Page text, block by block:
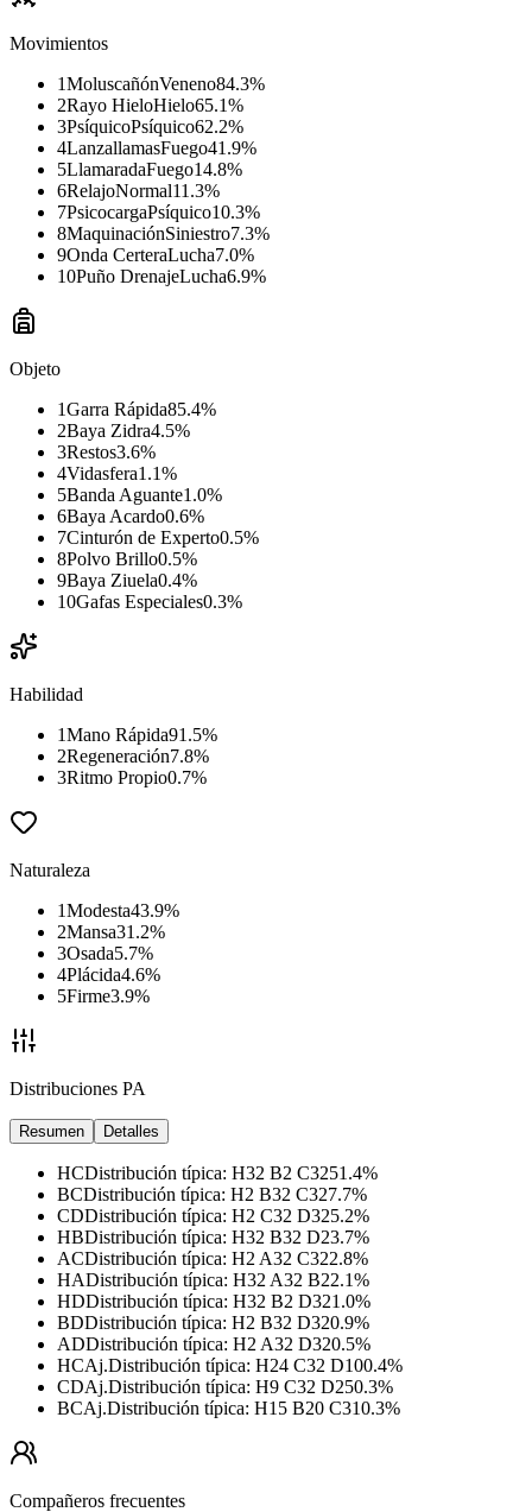
Movimientos
1MoluscañónVeneno84.3%
2Rayo HieloHielo65.1%
3PsíquicoPsíquico62.2%
4LanzallamasFuego41.9%
5LlamaradaFuego14.8%
6RelajoNormal11.3%
7PsicocargaPsíquico10.3%
8MaquinaciónSiniestro7.3%
9Onda CerteraLucha7.0%
10Puño DrenajeLucha6.9%
Objeto
1Garra Rápida85.4%
2Baya Zidra4.5%
3Restos3.6%
4Vidasfera1.1%
5Banda Aguante1.0%
6Baya Acardo0.6%
7Cinturón de Experto0.5%
8Polvo Brillo0.5%
9Baya Ziuela0.4%
10Gafas Especiales0.3%
Habilidad
1Mano Rápida91.5%
2Regeneración7.8%
3Ritmo Propio0.7%
Naturaleza
1Modesta43.9%
2Mansa31.2%
3Osada5.7%
4Plácida4.6%
5Firme3.9%
Distribuciones PA
Resumen Detalles
HCDistribución típica: H32 B2 C3251.4%
BCDistribución típica: H2 B32 C327.7%
CDDistribución típica: H2 C32 D325.2%
HBDistribución típica: H32 B32 D23.7%
ACDistribución típica: H2 A32 C322.8%
HADistribución típica: H32 A32 B22.1%
HDDistribución típica: H32 B2 D321.0%
BDDistribución típica: H2 B32 D320.9%
ADDistribución típica: H2 A32 D320.5%
HCAj.Distribución típica: H24 C32 D100.4%
CDAj.Distribución típica: H9 C32 D250.3%
BCAj.Distribución típica: H15 B20 C310.3%
Compañeros frecuentes